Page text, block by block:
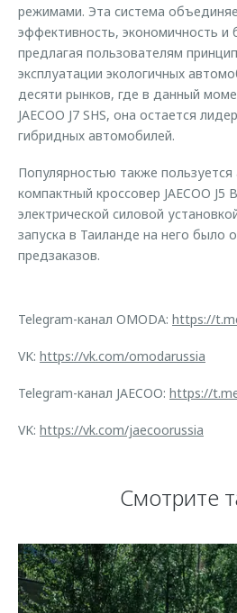
режимами. Эта система
эффективность, экономичность и
предлагая пользователям
эксплуатации экологичных
десяти рынков, где в данный
JAECOO J7 SHS, она остается
гибридных автомобилей.
Популярностью также
компактный кроссовер JAECOO J5
электрической силовой
запуска в Таиланде на него было
предзаказов.
Telegram-канал OMODA: https://
VK: https://vk.com/omodarussia
Telegram-канал JAECOO: https://
VK: https://vk.com/jaecoorussia
Смотрите